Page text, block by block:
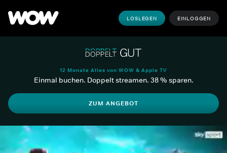
LOSLEGEN EINLOGGEN
12 Monate Alles von WOW & Apple TV
Einmal buchen. Doppelt streamen. 38 % sparen.
ZUM ANGEBOT